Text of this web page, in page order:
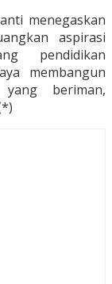
menegaskan
aspirasi
pendidikan
membangun
beriman,